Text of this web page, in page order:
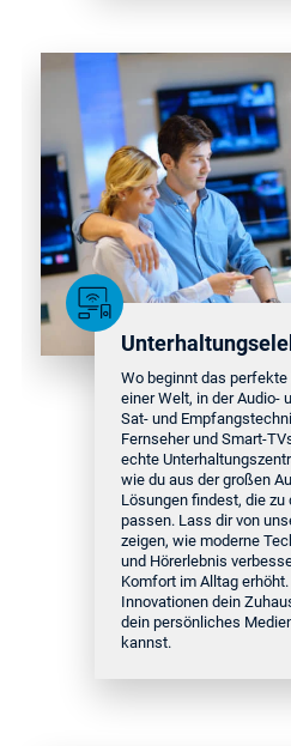
Wo beginnt das
einer Welt, in der Audio-
Sat- und
Fernseher und Smart-
echte
wie du aus der großen
Lösungen findest, die
passen. Lass dir von
zeigen, wie moderne
und Hörerlebnis
Komfort im Alltag
Innovationen dein
dein persönliches
kannst.